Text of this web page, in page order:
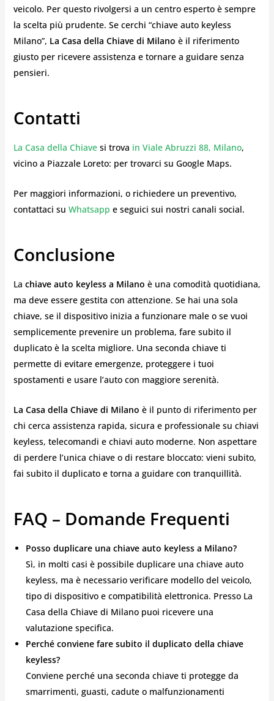
veicolo. Per questo rivolgersi a un centro esperto è sempre
la scelta più prudente. Se cerchi “chiave auto keyless
Milano”, La Casa della Chiave di Milano è il riferimento
giusto per ricevere assistenza e tornare a guidare senza
pensieri.
Contatti
La Casa della Chiavesi trova in Viale Abruzzi 88, Milano,
vicino a Piazzale Loreto: per trovarci su Google Maps.
Per maggiori informazioni, o richiedere un preventivo,
contattaci su Whatsapp e seguici sui nostri canali social.
Conclusione
La chiave auto keyless a Milano è una comodità quotidiana,
ma deve essere gestita con attenzione. Se hai una sola
chiave, se il dispositivo inizia a funzionare male o se vuoi
semplicemente prevenire un problema, fare subito il
duplicato è la scelta migliore. Una seconda chiave ti
permette di evitare emergenze, proteggere i tuoi
spostamenti e usare l’auto con maggiore serenità.
La Casa della Chiave di Milano è il punto di riferimento per
chi cerca assistenza rapida, sicura e professionale su chiavi
keyless, telecomandi e chiavi auto moderne. Non aspettare
di perdere l’unica chiave o di restare bloccato: vieni subito,
fai subito il duplicato e torna a guidare con tranquillità.
FAQ – Domande Frequenti
Posso duplicare una chiave auto keyless a Milano?
Sì, in molti casi è possibile duplicare una chiave auto
keyless, ma è necessario verificare modello del veicolo,
tipo di dispositivo e compatibilità elettronica. Presso La
Casa della Chiave di Milano puoi ricevere una
valutazione specifica.
Perché conviene fare subito il duplicato della chiave
keyless?
Conviene perché una seconda chiave ti protegge da
smarrimenti, guasti, cadute o malfunzionamenti